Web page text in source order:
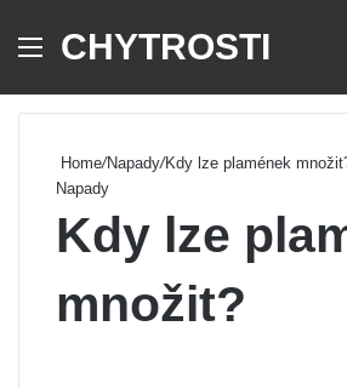
Menu
CHYTROSTI
Home/Napady/Kdy lze plamének
Napady
Kdy lze
množit?